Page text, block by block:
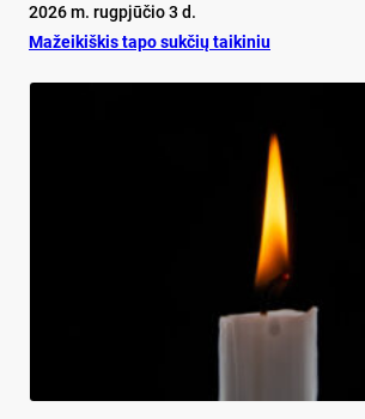
2026 m. rugpjūčio 3 d.
Mažeikiškis tapo sukčių taikiniu